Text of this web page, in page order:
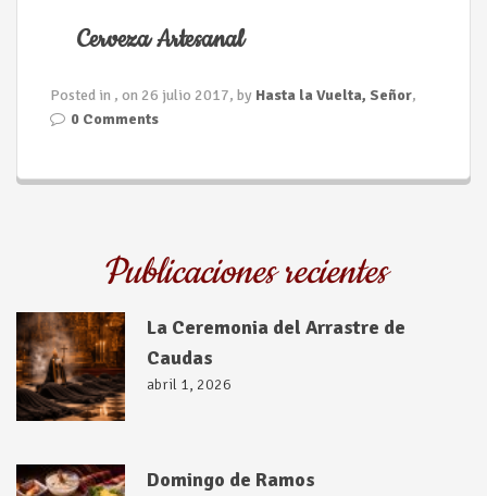
Cerveza Artesanal
Posted in , on 26 julio 2017, by Hasta la Vuelta, Señor,
0 Comments
Publicaciones recientes
La Ceremonia del Arrastre de
Caudas
abril 1, 2026
Domingo de Ramos